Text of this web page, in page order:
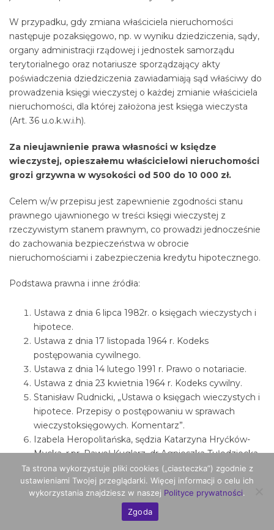
W przypadku, gdy zmiana właściciela nieruchomości
następuje pozaksięgowo, np. w wyniku dziedziczenia, sądy,
organy administracji rządowej i jednostek samorządu
terytorialnego oraz notariusze sporządzający akty
poświadczenia dziedziczenia zawiadamiają sąd właściwy do
prowadzenia księgi wieczystej o każdej zmianie właściciela
nieruchomości, dla której założona jest księga wieczysta
(Art. 36 u.o.k.w.i.h).
Za nieujawnienie prawa własności w księdze
wieczystej, opieszałemu właścicielowi nieruchomości
grozi grzywna w wysokości od 500 do 10 000 zł.
Celem w/w przepisu jest zapewnienie zgodności stanu
prawnego ujawnionego w treści księgi wieczystej z
rzeczywistym stanem prawnym, co prowadzi jednocześnie
do zachowania bezpieczeństwa w obrocie
nieruchomościami i zabezpieczenia kredytu hipotecznego.
Podstawa prawna i inne źródła:
Ustawa z dnia 6 lipca 1982r. o księgach wieczystych i
hipotece.
Ustawa z dnia 17 listopada 1964 r. Kodeks
postępowania cywilnego.
Ustawa z dnia 14 lutego 1991 r. Prawo o notariacie.
Ustawa z dnia 23 kwietnia 1964 r. Kodeks cywilny.
Stanisław Rudnicki, „Ustawa o księgach wieczystych i
hipotece. Przepisy o postępowaniu w sprawach
wieczystoksięgowych. Komentarz”.
Izabela Heropolitańska, sędzia Katarzyna Hryćków-
Mycka, r.pr. Paweł Kuglarz, dr Agnieszka Tułodziecka,
„Ustawa o księgach wieczystych i hipotece oraz
przepisy związane. Komentarz”, 2019 r.
Ta strona wykorzystuje pliki cookies („ciasteczka”) zgodnie z
ustawieniami Twojej przeglądarki. Więcej informacji o celu ich
wykorzystania znajdziesz w naszej Polityce prywatności.
Zgoda